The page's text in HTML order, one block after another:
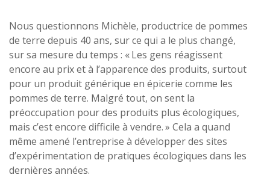
Nous questionnons Michèle, productrice de pommes
de terre depuis 40 ans, sur ce qui a le plus changé,
sur sa mesure du temps : « Les gens réagissent
encore au prix et à l’apparence des produits, surtout
pour un produit générique en épicerie comme les
pommes de terre. Malgré tout, on sent la
préoccupation pour des produits plus écologiques,
mais c’est encore difficile à vendre. » Cela a quand
même amené l’entreprise à développer des sites
d’expérimentation de pratiques écologiques dans les
dernières années.